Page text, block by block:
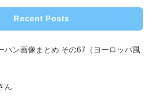
Recent Posts
パン画像まとめ その67（ヨーロッパ風
ん